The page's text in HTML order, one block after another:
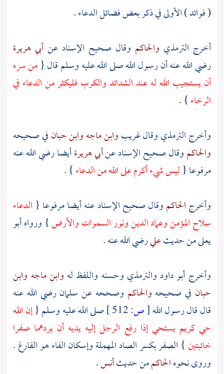
( فوائد ) الأولى في ذكر بعض فضائل الدعاء .
أخرج الترمذي والحاكم وقال صحيح الإسناد عن أبي هريرة
رضي الله عنه أن رسول الله صلى الله عليه وسلم قال {من سره
أن يستجيب الله له عند الشدائد والكرب فليكثر من الدعاء في
الرخاء} .
وأخرجالترمذيوقال غريبوابن ماجهوابن حبانفي صحيحه
والحاكموقال صحيح الإسناد عنأبي هريرةأيضا رضي الله عنه
مرفوعا {ليس شيء أكرم على الله من الدعاء} .
وأخرجالحاكموقال صحيح الإسناد عنه أيضا مرفوعا { الدعاء
سلاح المؤمن وعماد الدين ونور السموات والأرض} ورواهأبو
يعلىمن حديثعليرضي الله عنه .
وأخرج أبو داودوالترمذي وحسنه واللفظ له وابن ماجه وابن
حبان في صحيحه والحاكم وصححه عن سلمانرضي الله عنه
قال قال رسول الله[ص: صلى الله عليه وسلم {إن الله
حي كريم يستحي إذا رفع الرجل إليه يديه أن يردهما صفرا
خائبتين} الصفر بكسر الصاد المهملة وإسكان الفاء هو الفارغ .
وروى نحوهالحاكممن حديثأنس.